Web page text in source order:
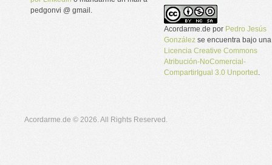
pedgonvi @ gmail.
Acordarme.de por Pedro Jesús
González se encuentra bajo una
Licencia Creative Commons
Atribución-NoComercial-
CompartirIgual 3.0 Unported .
Acordarme.de © 2026. All Rights Reserved.